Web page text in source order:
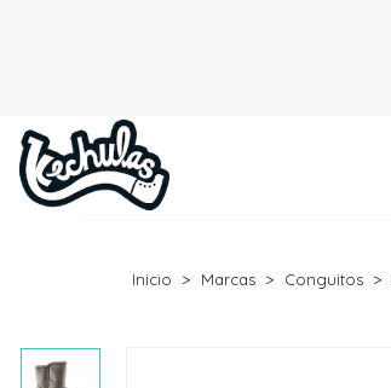
Inicio Marcas Conguitos